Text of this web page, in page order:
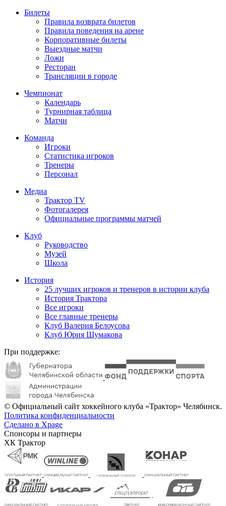
Билеты
Правила возврата билетов
Правила поведения на арене
Корпоративные билеты
Выездные матчи
Ложи
Ресторан
Трансляции в городе
Чемпионат
Календарь
Турнирная таблица
Матчи
Команда
Игроки
Статистика игроков
Тренеры
Персонал
Медиа
Трактор TV
Фотогалерея
Официальные программы матчей
Клуб
Руководство
Музей
Школа
История
25 лучших игроков и тренеров в истории клуба
История Трактора
Все игроки
Все главные тренеры
Клуб Валерия Белоусова
Клуб Юрия Шумакова
При поддержке:
© Официальный сайт хоккейного клуба «Трактор» Челябинск.
Политика конфиденциальности
Сделано в Xpage
Спонсоры и партнеры
ХК Трактор